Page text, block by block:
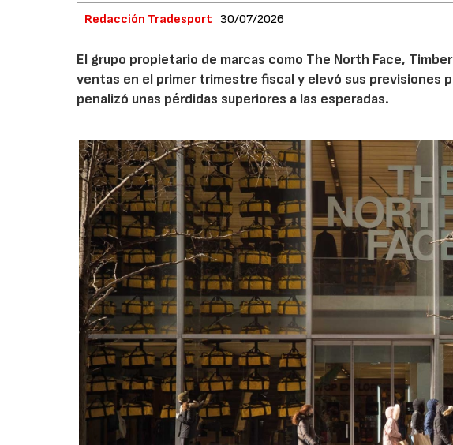
Redacción Tradesport 30/07/2026
El grupo propietario de marcas como The North Face,
ventas en el primer trimestre fiscal y elevó sus previsiones
penalizó unas pérdidas superiores a las esperadas.